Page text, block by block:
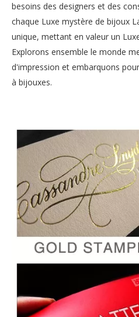
besoins des designers et des
chaque Luxe mystère de bijoux
unique, mettant en valeur un
Explorons ensemble le monde
d'impression et embarquons
à bijouxes.